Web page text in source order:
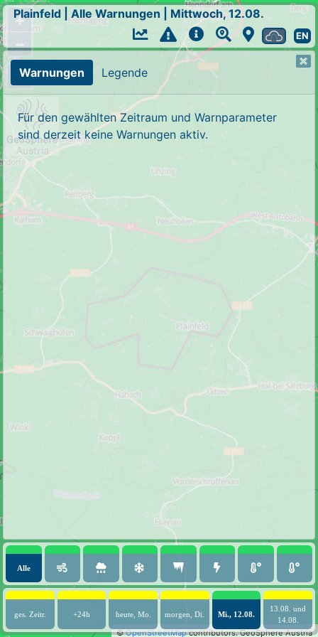
+
−
©OpenStreetMapcontributors. GeoSphere Austria
Plainfeld Alle Warnungen Mittwoch, 12.08.
EN
Warnungen Legende
Für den gewählten Zeitraum und Warnparameter
sind derzeit keine Warnungen aktiv.
Alle
ges. Zeitr. +24h heute, Mo. morgen, Di. Mi., 12.08.
13.08. und
14.08.